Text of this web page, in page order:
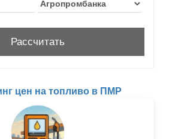
цен на топливо в ПМР